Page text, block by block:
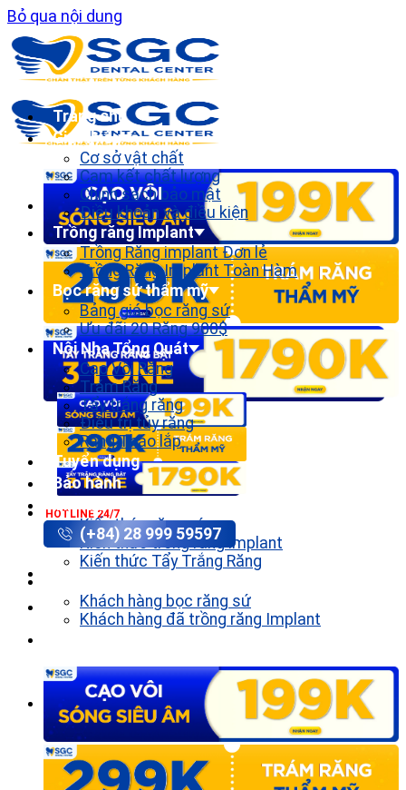
Bỏ qua nội dung
HOTLINE 24/7
(+84) 28 999 59597
Trang chủ
Giới thiệu
Cơ sở vật chất
Cam kết chất lượng
Chính sách bảo mật
Điều khoản và điều kiện
Trồng răng Implant
Trồng Răng implant Đơn lẻ
Trồng Răng Implant Toàn Hàm
Bọc răng sứ thẩm mỹ
Bảng giá bọc răng sứ
Ưu đãi 20 Răng 900$
Nội Nha Tổng Quát
Cạo Vôi Răng
Trám Răng
Tẩy trắng răng
Điều trị tủy răng
Răng Tháo lắp
Tuyển dụng
Bảo hành
Kiến thức răng sứ
Kiến thức trồng răng implant
Kiến thức Tẩy Trắng Răng
Khách hàng bọc răng sứ
Khách hàng đã trồng răng Implant